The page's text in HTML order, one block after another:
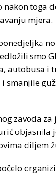
nakon toga
mjera.
smo
autobusa i
smanjile
zavoda za
objasnila
diljem